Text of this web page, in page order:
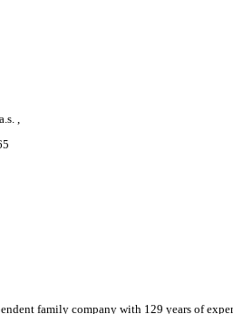
,
family company with 129 years of